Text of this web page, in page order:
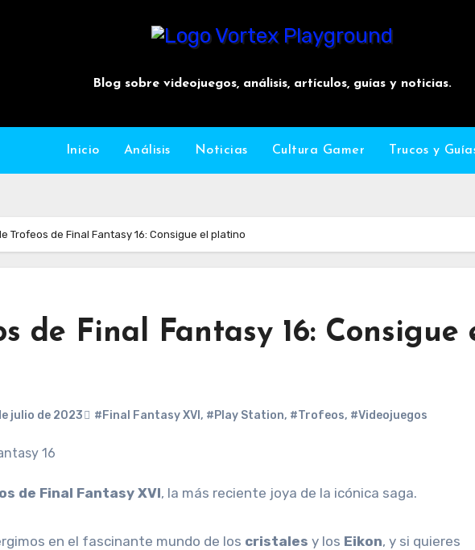
Vortex Playground
Blog sobre videojuegos, análisis, artículos, guías y noticias.
Inicio Análisis Noticias Cultura Gamer Trucos y
Trofeos de Final Fantasy 16: Consigue el platino
de Final Fantasy 16: Consigue
julio de 2023 #Final Fantasy XVI , #Play Station, #Trofeos, #Videojuegos
de Final Fantasy XVI, la más reciente joya de la icónica saga.
en el fascinante mundo de los cristales y los Eikon, y si quieres